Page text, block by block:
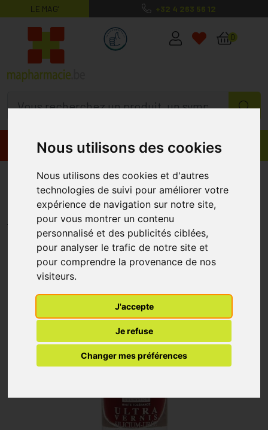
Nous utilisons des cookies
Nous utilisons des cookies et d'autres
technologies de suivi pour améliorer votre
expérience de navigation sur notre site,
pour vous montrer un contenu
personnalisé et des publicités ciblées,
pour analyser le trafic de notre site et
pour comprendre la provenance de nos
visiteurs.
J'accepte
Je refuse
Changer mes préférences
LE MAG’ +32 4 263 56 12
MaPharmacie.be ma santé, mes
0
Promos Produits
Eye Care Ultra Vernis à ongles
Sil. Urée Raspberry 4,7ml 1553
EYE CARE